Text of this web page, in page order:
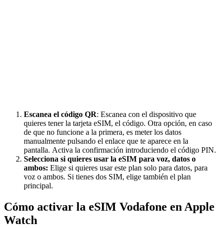
Escanea el código QR: Escanea con el dispositivo que
quieres tener la tarjeta eSIM, el código. Otra opción, en caso
de que no funcione a la primera, es meter los datos
manualmente pulsando el enlace que te aparece en la
pantalla. Activa la confirmación introduciendo el código PIN.
Selecciona si quieres usar la eSIM para voz, datos o
ambos: Elige si quieres usar este plan solo para datos, para
voz o ambos. Si tienes dos SIM, elige también el plan
principal.
Cómo activar la eSIM Vodafone en Apple
Watch